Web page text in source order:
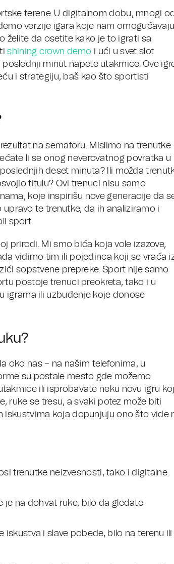
terene. U digitalnom dobu, mnogi od
verzije igara koje nam omogućavaju
želite da osetite kako je to igrati sa
shining crown demo i ući u svet slot
minut napete utakmice. Ove
i strategiju, baš kao što sportisti
na semaforu. Mislimo na trenutke
li se onog neverovatnog povratka u
deset minuta? Ili možda
titulu? Ovi trenuci nisu samo
koje inspirišu nove generacije da
te trenutke, da ih analiziramo i
sport.
prirodi. Mi smo bića koja vole izazove,
vidimo tim ili pojedinca koji se vraća
sopstvene prepreke. Sport nije samo
postoje trenuci preokreta, tako i u
igrama ili uzbuđenje koje donose
oko nas – na našim telefonima, u
su postale mesto gde možemo
ili isprobavate neku novu igru
ruke se tresu, a svaki potez može biti
iskustvima koja dopunjuju ono što vide
trenutke neizvesnosti, tako i digitalne
je na dohvat ruke, bilo da gledate
iskustva i slave pobede, bilo na terenu ili